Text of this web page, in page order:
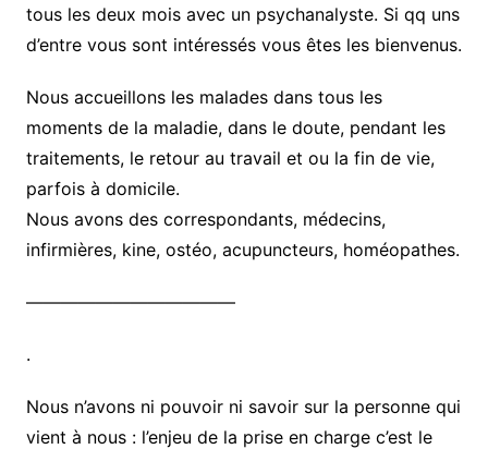
tous les deux mois avec un psychanalyste. Si qq uns
d’entre vous sont intéressés vous êtes les bienvenus.
Nous accueillons les malades dans tous les
moments de la maladie, dans le doute, pendant les
traitements, le retour au travail et ou la fin de vie,
parfois à domicile.
Nous avons des correspondants, médecins,
infirmières, kine, ostéo, acupuncteurs, homéopathes.
————————————
.
Nous n’avons ni pouvoir ni savoir sur la personne qui
vient à nous : l’enjeu de la prise en charge c’est le